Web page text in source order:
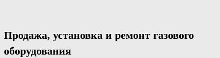
Продажа, установка и ремонт газового
оборудования